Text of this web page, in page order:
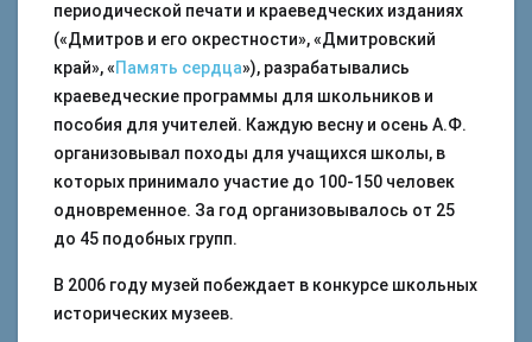
периодической печати и краеведческих изданиях
(«Дмитров и его окрестности», «Дмитровский
край», «Память сердца»), разрабатывались
краеведческие программы для школьников и
пособия для учителей. Каждую весну и осень А.Ф.
организовывал походы для учащихся школы, в
которых принимало участие до 100-150 человек
одновременное. За год организовывалось от 25
до 45 подобных групп.
В 2006 году музей побеждает в конкурсе школьных
исторических музеев.